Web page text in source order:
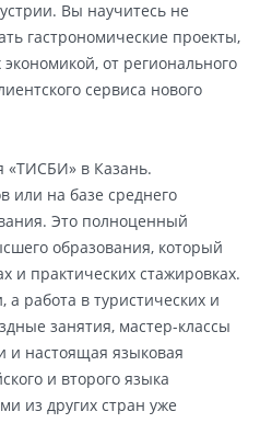
Вы научитесь не
гастрономические проекты,
от регионального
сервиса нового
«ТИСБИ» в Казань.
или на базе среднего
Это полноценный
образования, который
и практических стажировках.
работа в туристических и
занятия, мастер-классы
и настоящая языковая
и второго языка
из других стран уже